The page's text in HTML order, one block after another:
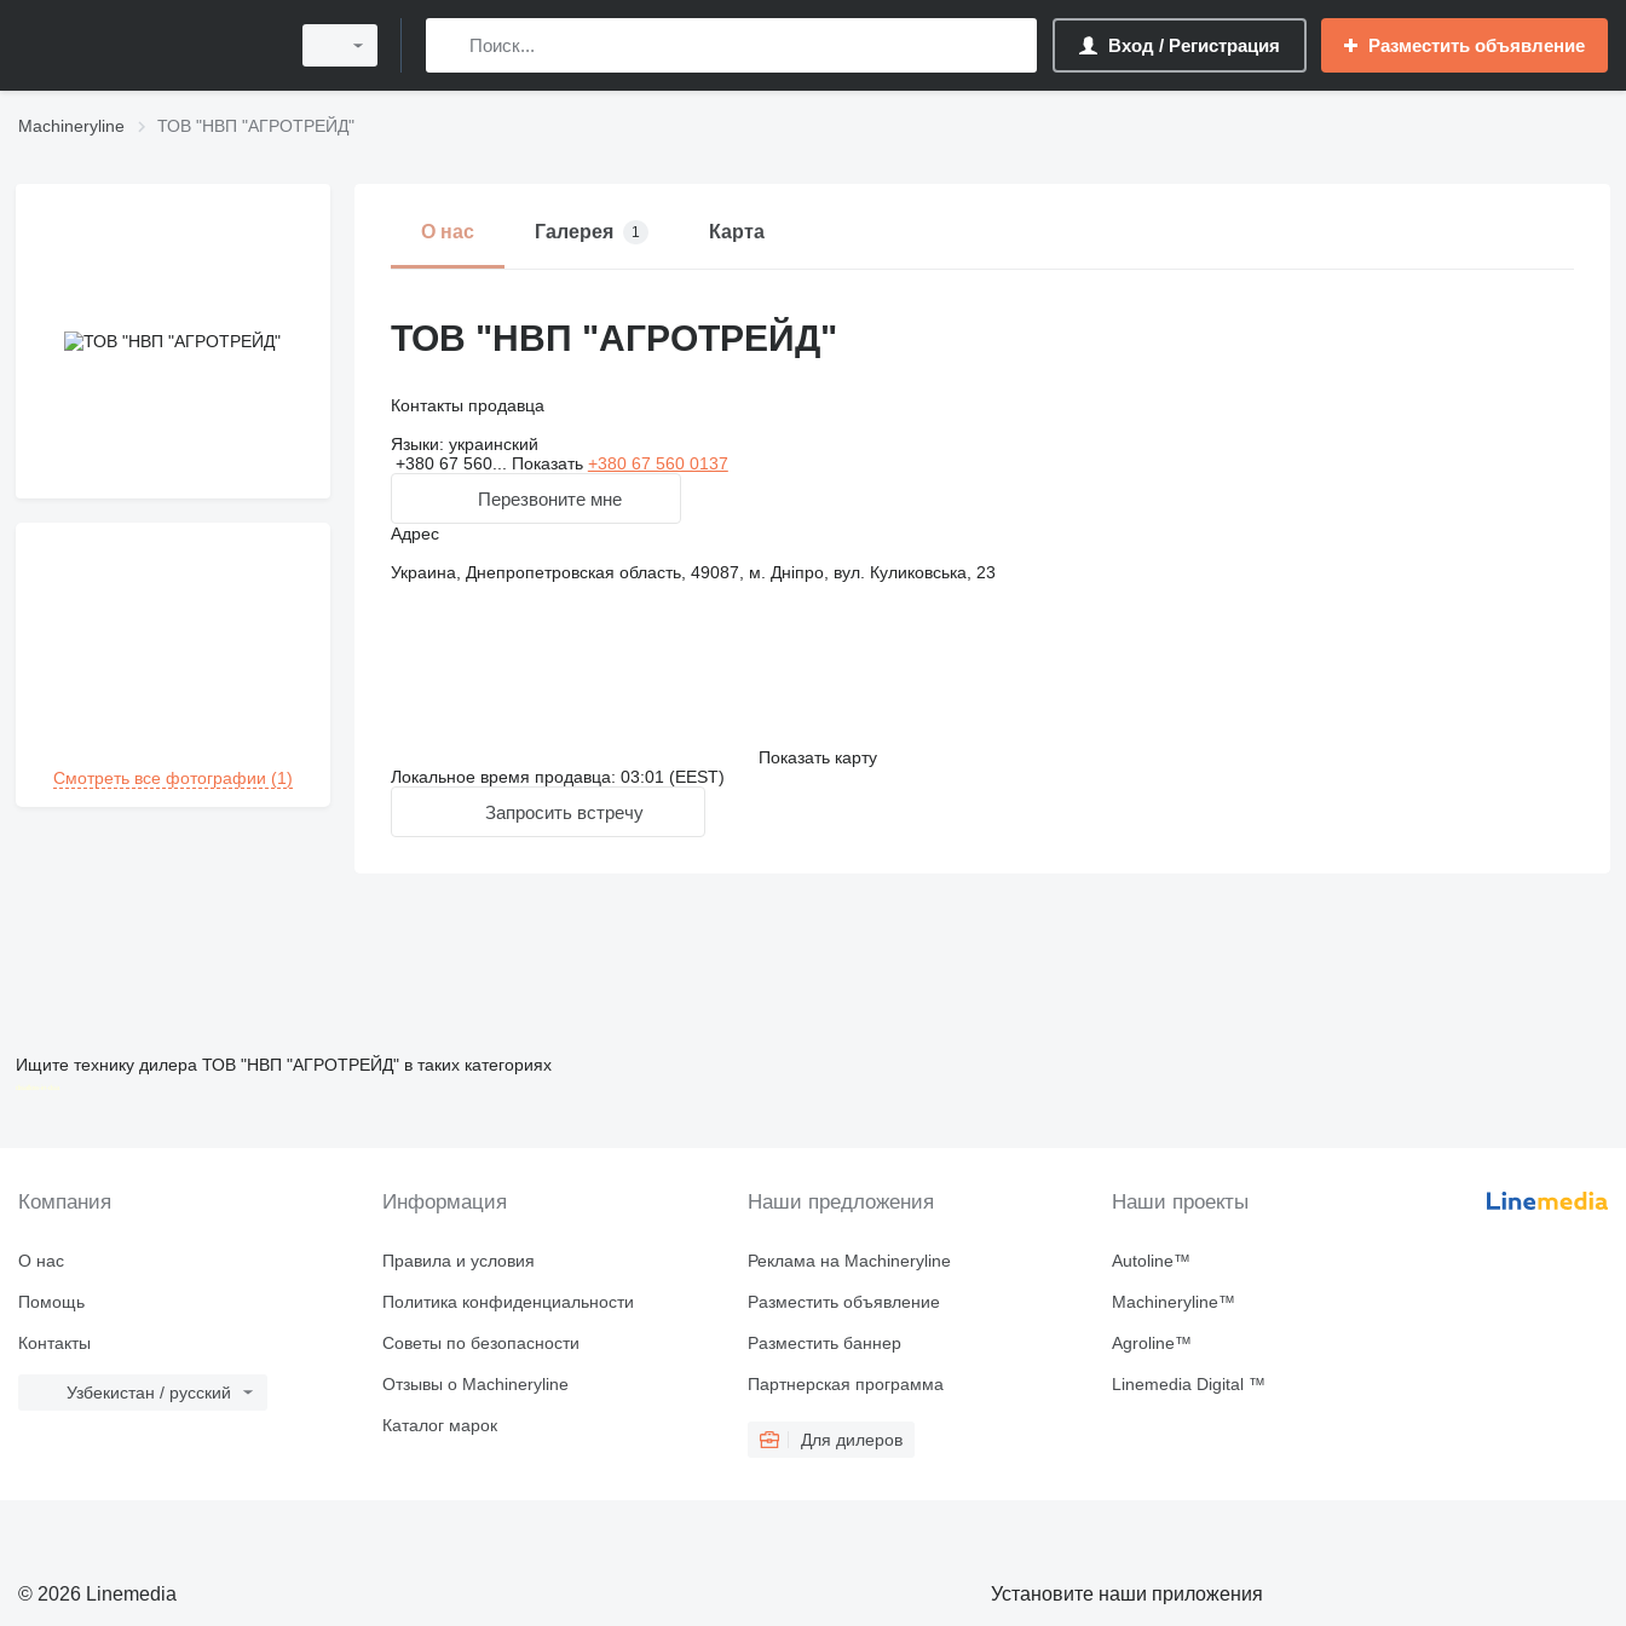
Вход / Регистрация Разместить объявление
Machineryline ТОВ "НВП "АГРОТРЕЙД"
Смотреть все фотографии (1)
О нас Галерея 1 Карта
ТОВ "НВП "АГРОТРЕЙД"
Контакты продавца
Языки: украинский
+380 67 560... Показать +380 67 560 0137
Перезвоните мне
Адрес
Украина, Днепропетровская область, 49087, м. Дніпро, вул. Куликовська, 23
Показать карту
Локальное время продавца: 03:01 (EEST)
Запросить встречу
Ищите технику дилера ТОВ "НВП "АГРОТРЕЙД" в таких категориях
disallow-in-dsa
Компания
О нас
Помощь
Контакты
Узбекистан / русский
Информация
Правила и условия
Политика конфиденциальности
Советы по безопасности
Отзывы о Machineryline
Каталог марок
Наши предложения
Реклама на Machineryline
Разместить объявление
Разместить баннер
Партнерская программа
Для дилеров
Наши проекты
Autoline™
Machineryline™
Agroline™
Linemedia Digital ™
© 2026 Linemedia Установите наши приложения